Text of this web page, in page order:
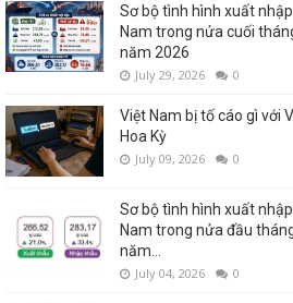
Sơ bộ tình hình xuất
Nam trong nửa cuối
năm 2026
July 29, 2026 0
Việt Nam bị tố cáo gì với
Hoa Kỳ
July 09, 2026 0
Sơ bộ tình hình xuất
Nam trong nửa đầu
năm...
July 04, 2026 0